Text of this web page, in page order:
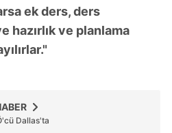
Korunması Kanunu uyarınca
okumak ve sitemizde
kullanılan çerezlerle ilgili bilgi
ek ders, ders
hazırlık ve planlama
Dallas'ta